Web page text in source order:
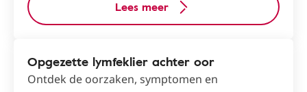
Lees meer
Opgezette lymfeklier achter oor
Ontdek de oorzaken, symptomen en